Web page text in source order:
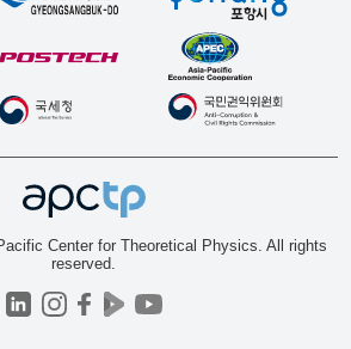
Center for Theoretical Physics. All rights
reserved.